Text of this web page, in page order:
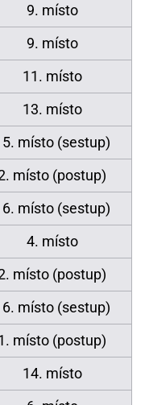
9. místo
9. místo
11. místo
13. místo
místo (sestup)
místo (postup)
místo (sestup)
4. místo
místo (postup)
místo (sestup)
místo (postup)
14. místo